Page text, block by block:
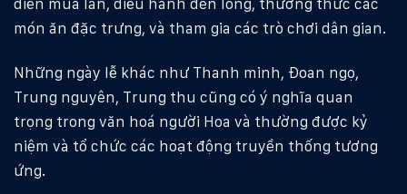
món ăn đặc trưng, và tham gia các trò chơi dân gian.
Những ngày lễ khác như Thanh minh, Ðoan ngọ,
Trung nguyên, Trung thu cũng có ý nghĩa quan
trọng trong văn hoá người Hoa và thường được kỷ
niệm và tổ chức các hoạt động truyền thống tương
ứng.